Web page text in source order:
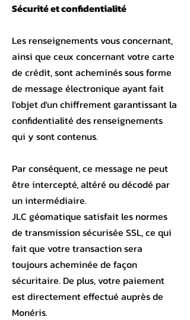
Sécurité et confidentialité
Les renseignements vous concernant,
ainsi que ceux concernant votre carte
de crédit, sont acheminés sous forme
de message électronique ayant fait
l'objet d'un chiffrement garantissant la
confidentialité des renseignements
qui y sont contenus.
Par conséquent, ce message ne peut
être intercepté, altéré ou décodé par
un intermédiaire.
JLC géomatique satisfait les normes
de transmission sécurisée SSL, ce qui
fait que votre transaction sera
toujours acheminée de façon
sécuritaire. De plus, votre paiement
est directement effectué auprès de
Monéris.